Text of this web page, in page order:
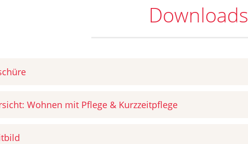
Downloads
Wohnen mit Pflege & Kurzzeitpflege